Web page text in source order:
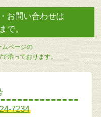
お問い合わせは
で。
ページの
承っております。
7234